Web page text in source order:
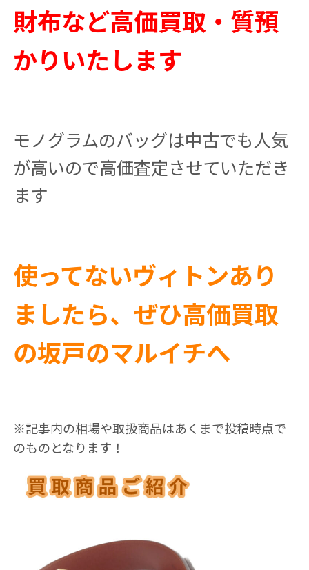
財布など高価買取・質預
かりいたします
モノグラムのバッグは中古でも人気
が高いので高価査定させていただき
ます
使ってないヴィトンあり
ましたら、ぜひ高価買取
の坂戸のマルイチへ
※記事内の相場や取扱商品はあくまで投稿時点で
のものとなります！